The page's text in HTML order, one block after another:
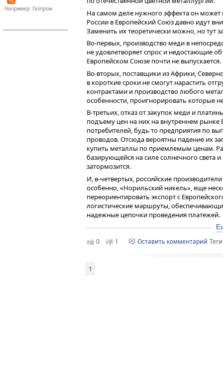
Например: Газпром
На самом деле нужного эффекта он
России в Европейский Союз давно идут
Заменить их теоретически можно, но тут
Во-первых, производство меди в
не удовлетворяет спрос и недостающие
Европейском Союзе почти не выпускается.
Во-вторых, поставщики из Африки,
в короткие сроки не смогут нарастить
контрактами и производство любого
особенности, проигнорировать которые
В-третьих, отказ от закупок меди и
подъему цен на них на внутреннем рынке
потребителей, будь то предприятия по
проводов. Отсюда вероятны падение их
купить металлы по приемлемым ценам.
базирующейся на силе солнечного света
затормозится.
И, в-четвертых, российские
особенно, «Норильский никель», еще
переориентировать экспорт с
логистические маршруты,
надежные цепочки проведения платежей.
В результате потенциальный эффект от
перестраховались по максимуму от
0 1 Оставить комментарий
1